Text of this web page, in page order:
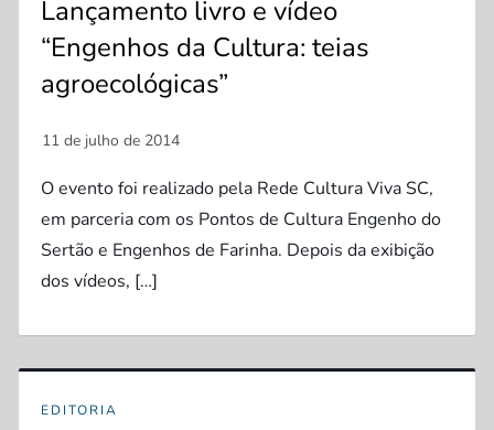
Lançamento livro e vídeo
“Engenhos da Cultura: teias
agroecológicas”
O evento foi realizado pela Rede Cultura Viva SC,
em parceria com os Pontos de Cultura Engenho do
Sertão e Engenhos de Farinha. Depois da exibição
dos vídeos, […]
EDITORIA